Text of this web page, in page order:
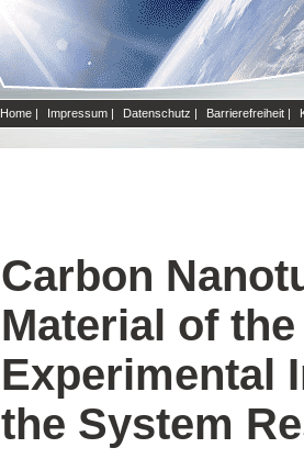
Home | Impressum | Datenschutz | Barrierefreiheit |
Carbon
Material of
Experimental
the System